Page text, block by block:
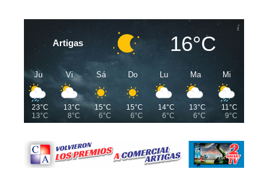
Artigas 16°C
Ju
23°C
13°C
Vi
13°C
8°C
Sá
15°C
6°C
Do
15°C
6°C
Lu
14°C
6°C
Ma
13°C
6°C
Mi
11°C
9°C